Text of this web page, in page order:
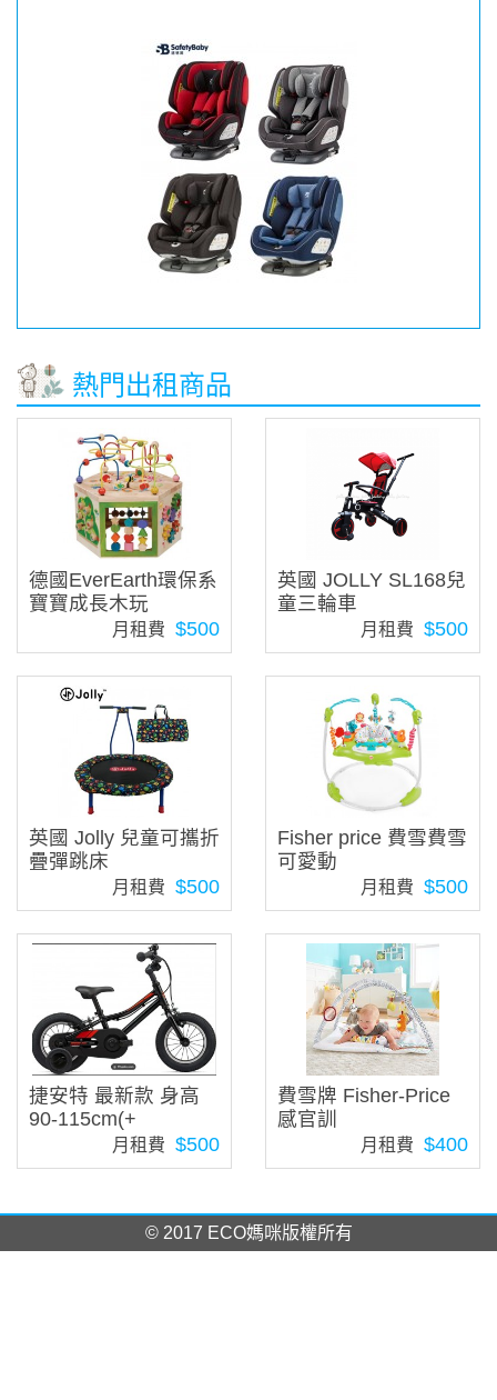
熱門出租商品
德國EverEarth環保系
寶寶成長木玩
月租費 $500
英國 JOLLY SL168兒
童三輪車
月租費 $500
英國 Jolly 兒童可攜折
疊彈跳床
月租費 $500
Fisher price 費雪費雪
可愛動
月租費 $500
捷安特 最新款 身高
90-115cm(+
月租費 $500
費雪牌 Fisher-Price
感官訓
月租費 $400
© 2017 ECO媽咪版權所有